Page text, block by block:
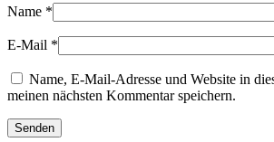
Name *
E-Mail *
Name, E-Mail-Adresse und Website in
meinen nächsten Kommentar speichern.